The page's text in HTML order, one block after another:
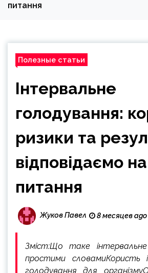
питання
Полезные статьи
Інтервальне
голодування:
ризики та
відповідаємо
питання
Жуков Павел 8 месяцев ago
Зміст:Що таке
простими словамиКористь
голодування для